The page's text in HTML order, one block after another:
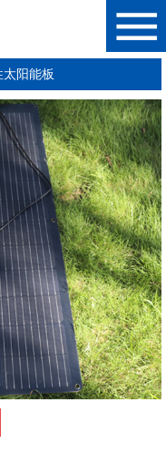
阳能板